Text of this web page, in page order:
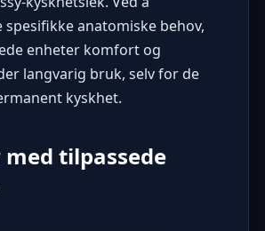
anatomiske behov,
enheter komfort og
langvarig bruk, selv for de
kyskhet.
med tilpassede